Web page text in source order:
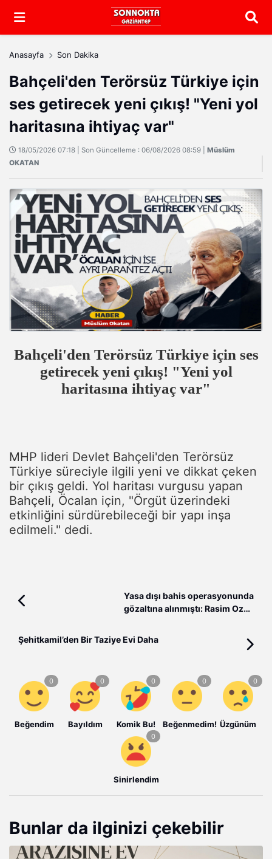
Arama
Anasayfa Son Dakika
Bahçeli'den Terörsüz Türkiye için
ses getirecek yeni çıkış! "Yeni yol
haritasına ihtiyaç var"
18/05/2026 07:18 | Son Güncelleme : 06/08/2026 08:59 | Müslüm
OKATAN
Bahçeli'den Terörsüz Türkiye için ses
getirecek yeni çıkış! "Yeni yol
haritasına ihtiyaç var"
MHP lideri Devlet Bahçeli'den Terörsüz
Türkiye süreciyle ilgili yeni ve dikkat çeken
bir çıkış geldi. Yol haritası vurgusu yapan
Bahçeli, Öcalan için, "Örgüt üzerindeki
etkinliğini sürdürebileceği bir yapı inşa
edilmeli." dedi.
Yasa dışı bahis operasyonunda
gözaltına alınmıştı: Rasim Ozan
Şehitkamil’den Bir Taziye Evi Daha
Beğendim Bayıldım Komik Bu! Beğenmedim! Üzgünüm
Sinirlendim
Bunlar da ilginizi çekebilir